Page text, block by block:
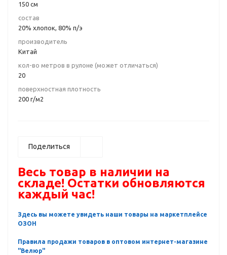
150 см
состав
20% хлопок, 80% п/э
производитель
Китай
кол-во метров в рулоне (может отличаться)
20
поверхностная плотность
200 г/м2
Поделиться
Весь товар в наличии на
складе! Остатки обновляются
каждый час!
Здесь вы можете увидеть наши товары на маркетплейсе
ОЗОН
Правила продажи товаров в оптовом интернет-магазине
"Велюр"